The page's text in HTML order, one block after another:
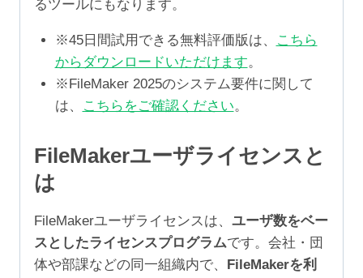
るツールにもなります。
※45日間試用できる無料評価版は、
こちら
からダウンロードいただけます。
※FileMaker 2025のシステム要件に関して
は、
こちらをご確認ください。
FileMakerユーザライセンスと
は
FileMakerユーザライセンスは、 ユーザ数をベー
スとしたライセンスプログラムです。会社・団
体や部課などの同一組織内で、
FileMakerを利